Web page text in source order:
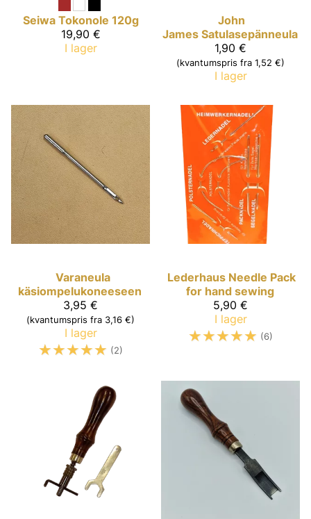
Seiwa Tokonole 120g
19,90 €
I lager
John
James Satulasepänneula
1,90 €
(kvantumspris fra 1,52 €)
I lager
Varaneula
käsiompelukoneeseen
3,95 €
(kvantumspris fra 3,16 €)
I lager
☆☆☆☆☆ (2)
Lederhaus Needle Pack
for hand sewing
5,90 €
I lager
☆☆☆☆☆ (6)